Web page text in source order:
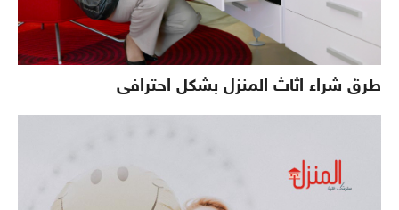
طرق شراء اثاث المنزل بشكل احترافى